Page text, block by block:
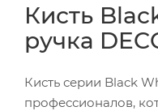
Кисть
ручка
Кисть серии Black
профессионалов,